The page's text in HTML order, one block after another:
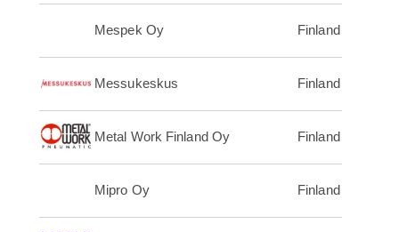
Mespek Oy Finland
Messukeskus Finland
Metal Work Finland Oy Finland
Mipro Oy Finland